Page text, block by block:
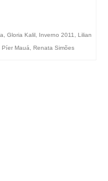
, Gloria Kalil, Inverno 2011, Lilian
Píer Mauá, Renata Simões